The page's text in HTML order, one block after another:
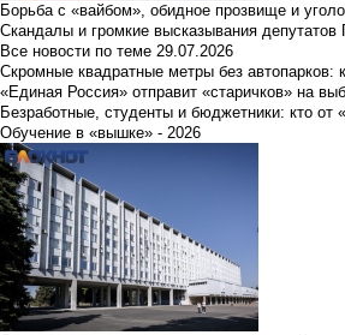
Борьба с «вайбом», обидное прозвище и
Скандалы и громкие высказывания депутатов
Все новости по теме 29.07.2026
Скромные квадратные метры без автопарков:
«Единая Россия» отправит «старичков» на
Безработные, студенты и бюджетники: кто
Обучение в «вышке» - 2026